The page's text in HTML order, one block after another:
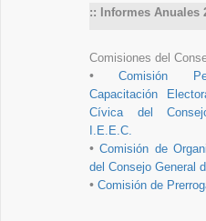
:: Informes Anuales
Comisiones del
•Comisión
Capacitación
Cívica del
I.E.E.C.
•Comisión de
del Consejo General
• Comisión de